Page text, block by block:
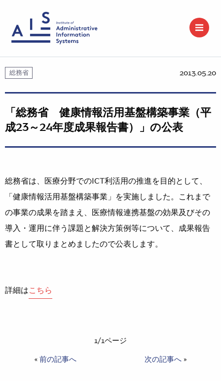
総務省 2013.05.20
「総務省 健康情報活用基盤構築事業（平
成23～24年度成果報告書）」の公表
総務省は、医療分野でのICT利活用の推進を目的として、
「健康情報活用基盤構築事業」を実施しました。これまで
の事業の成果を踏まえ、医療情報連携基盤の効果及びその
導入・運用に伴う課題と解決方策例等について、成果報告
書として取りまとめましたので公表します。
詳細はこちら
1/1ページ
« 前の記事へ 次の記事へ »